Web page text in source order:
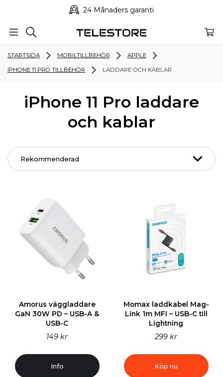
24 Månaders garanti
STARTSIDA MOBILTILLBEHÖR APPLE
IPHONE 11 PRO TILLBEHÖR LADDARE OCH KABLAR
iPhone 11 Pro laddare
och kablar
Amorus väggladdare
GaN 30W PD – USB-A &
USB-C
149 kr
Info
Momax laddkabel Mag-
Link 1m MFI – USB-C till
Lightning
299 kr
Köp nu